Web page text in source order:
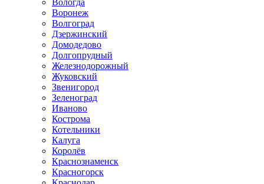
Вологда
Воронеж
Волгоград
Дзержинский
Домодедово
Долгопрудный
Железнодорожный
Жуковский
Звенигород
Зеленоград
Иваново
Кострома
Котельники
Калуга
Королёв
Краснознаменск
Красногорск